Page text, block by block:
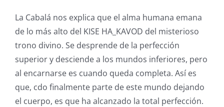
La Cabalá nos explica que el alma humana emana
de lo más alto del KISE HA_KAVOD del misterioso
trono divino. Se desprende de la perfección
superior y desciende a los mundos inferiores, pero
al encarnarse es cuando queda completa. Así es
que, cdo finalmente parte de este mundo dejando
el cuerpo, es que ha alcanzado la total perfección.